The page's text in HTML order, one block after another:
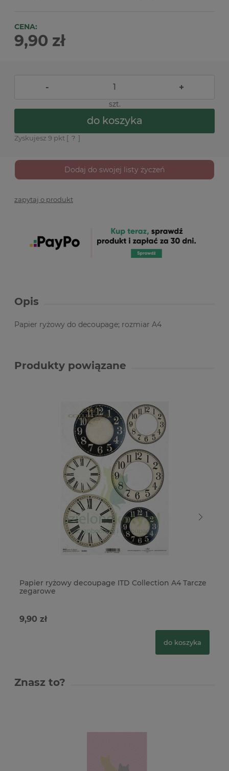
CENA:
9,90 zł
- +
szt.
do koszyka
Zyskujesz 9 pkt [ ? ]
Dodaj do swojej listy życzeń
zapytaj o produkt
Opis
Papier ryżowy do decoupage; rozmiar A4
Produkty powiązane
Papier ryżowy decoupage ITD Collection A4 Tarcze
zegarowe
9,90 zł
do koszyka
Znasz to?